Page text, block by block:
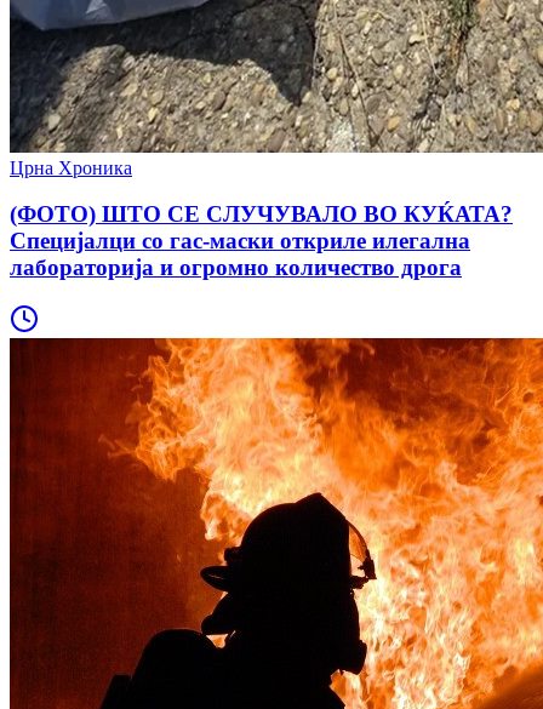
Црна Хроника
(ФОТО) ШТО СЕ СЛУЧУВАЛО ВО КУЌАТА?
Специјалци со гас-маски откриле илегална
лабораторија и огромно количество дрога